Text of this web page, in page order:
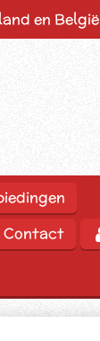
en België
Contact